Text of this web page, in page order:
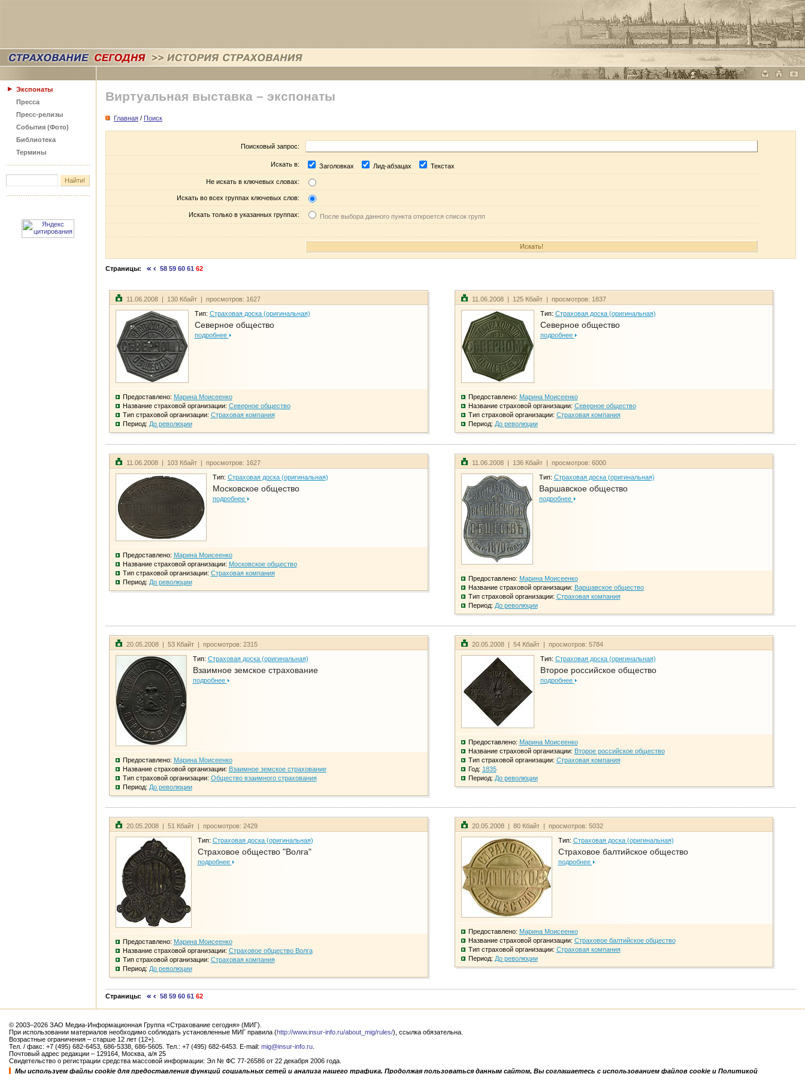
Экспонаты
Пресса
Пресс-релизы
События (Фото)
Библиотека
Термины
Виртуальная выставка – экспонаты
Главная / Поиск
Поисковый запрос:
Искать в: Заголовках Лид-абзацах Текстах
Не искать в ключевых словах:
Искать во всех группах ключевых слов:
Искать только в указанных группах: После выбора данного пункта откроется список групп
Страницы: 58 59 60 61 62
11.06.2008 | 130 Кбайт | просмотров: 1627
Тип: Страховая доска (оригинальная)
Северное общество
подробнее
Предоставлено: Марина Моисеенко
Название страховой организации: Северное общество
Тип страховой организации: Страховая компания
Период: До революции
11.06.2008 | 125 Кбайт | просмотров: 1837
Тип: Страховая доска (оригинальная)
Северное общество
подробнее
Предоставлено: Марина Моисеенко
Название страховой организации: Северное общество
Тип страховой организации: Страховая компания
Период: До революции
11.06.2008 | 103 Кбайт | просмотров: 1627
Тип: Страховая доска (оригинальная)
Московское общество
подробнее
Предоставлено: Марина Моисеенко
Название страховой организации: Московское общество
Тип страховой организации: Страховая компания
Период: До революции
11.06.2008 | 136 Кбайт | просмотров: 6000
Тип: Страховая доска (оригинальная)
Варшавское общество
подробнее
Предоставлено: Марина Моисеенко
Название страховой организации: Варшавское общество
Тип страховой организации: Страховая компания
Период: До революции
20.05.2008 | 53 Кбайт | просмотров: 2315
Тип: Страховая доска (оригинальная)
Взаимное земское страхование
подробнее
Предоставлено: Марина Моисеенко
Название страховой организации: Взаимное земское страхование
Тип страховой организации: Общество взаимного страхования
Период: До революции
20.05.2008 | 54 Кбайт | просмотров: 5784
Тип: Страховая доска (оригинальная)
Второе российское общество
подробнее
Предоставлено: Марина Моисеенко
Название страховой организации: Второе российское общество
Тип страховой организации: Страховая компания
Год: 1835
Период: До революции
20.05.2008 | 51 Кбайт | просмотров: 2429
Тип: Страховая доска (оригинальная)
Страховое общество "Волга"
подробнее
Предоставлено: Марина Моисеенко
Название страховой организации: Страховое общество Волга
Тип страховой организации: Страховая компания
Период: До революции
20.05.2008 | 80 Кбайт | просмотров: 5032
Тип: Страховая доска (оригинальная)
Страховое балтийское общество
подробнее
Предоставлено: Марина Моисеенко
Название страховой организации: Страховое балтийское общество
Тип страховой организации: Страховая компания
Период: До революции
Страницы: 58 59 60 61 62
© 2003–2026 ЗАО Медиа-Информационная Группа «Страхование сегодня» (МИГ).
При использовании материалов необходимо соблюдать установленные МИГ правила (http://www.insur-info.ru/about_mig/rules/), ссылка обязательна.
Возрастные ограничения – старше 12 лет (12+).
Тел. / факс: +7 (495) 682-6453, 686-5338, 686-5605. Тел.: +7 (495) 682-6453. E-mail: mig@insur-info.ru
Почтовый адрес редакции – 129164, Москва, а/я 25
Свидетельство о регистрации средства массовой информации: Эл № ФС 77-26586 от 22 декабря 2006 года.
Мы используем файлы cookie для предоставления функций социальных сетей и анализа нашего трафика. Продолжая пользоваться данным сайтом, Вы соглашаетесь с использованием файлов cookie и Политикой